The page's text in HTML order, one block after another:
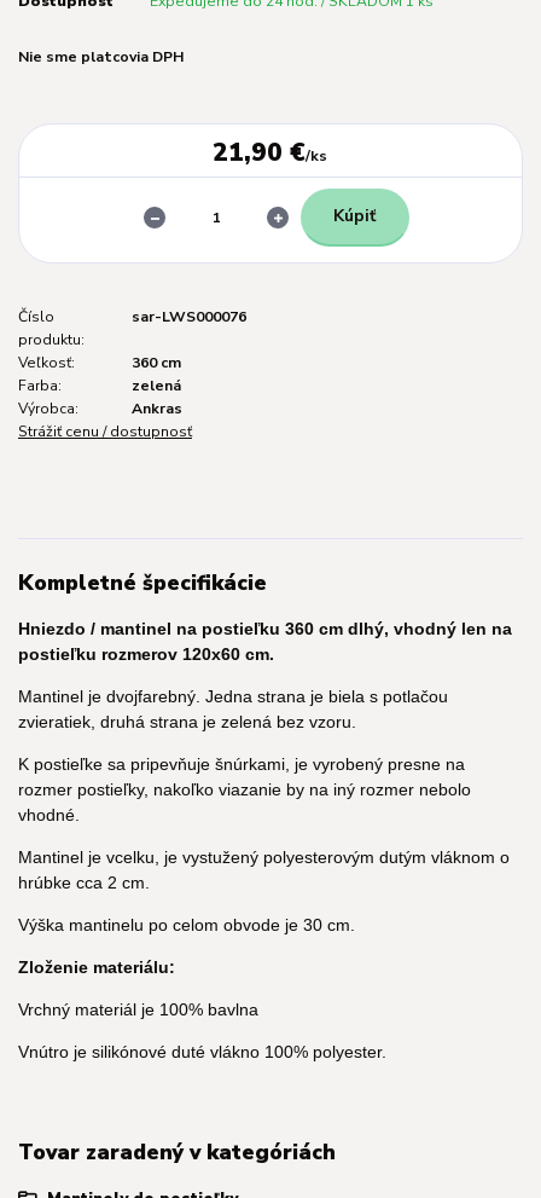
Nie sme platcovia DPH
21,90 €/ks
Kúpiť
Číslo
produktu:
sar-LWS000076
Veľkosť:
360 cm
Farba:
zelená
Výrobca:
Ankras
Strážiť cenu / dostupnosť
Kompletné špecifikácie
Hniezdo / mantinel na postieľku 360 cm dlhý, vhodný len na
postieľku rozmerov 120x60 cm.
Mantinel je dvojfarebný. Jedna strana je biela s potlačou
zvieratiek, druhá strana je zelená bez vzoru.
K postieľke sa pripevňuje šnúrkami, je vyrobený presne na
rozmer postieľky, nakoľko viazanie by na iný rozmer nebolo
vhodné.
Mantinel je vcelku, je vystužený polyesterovým dutým vláknom o
hrúbke cca 2 cm.
Výška mantinelu po celom obvode je 30 cm.
Zloženie materiálu:
Vrchný materiál je 100% bavlna
Vnútro je silikónové duté vlákno 100% polyester.
Tovar zaradený v kategóriách